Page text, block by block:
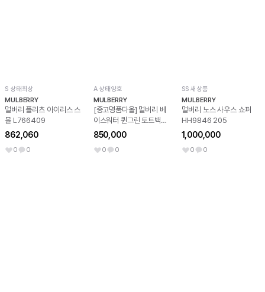
S 상태최상
MULBERRY
멀버리 플리츠 아이리스 스
몰 L766409
862,060
0 0
A 상태양호
MULBERRY
[중고명품다올] 멀버리 베
이스워터 퀸그린 토트백
HH6592 736R527
850,000
0 0
SS 새상품
MULBERRY
멀버리 노스 사우스 쇼퍼
HH9846 205
1,000,000
0 0